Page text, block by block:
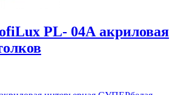
PL- 04А акриловая